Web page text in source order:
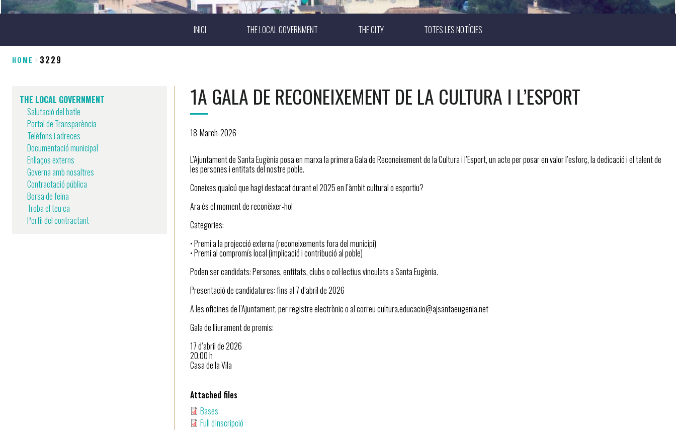
INICI THE LOCAL GOVERNMENT THE CITY TOTES LES NOTÍCIES
HOME 3229
THE LOCAL GOVERNMENT
Salutació del batle
Portal de Transparència
Telèfons i adreces
Documentació municipal
Enllaços externs
Governa amb nosaltres
Contractació pública
Borsa de feina
Troba el teu ca
Perfil del contractant
1A GALA DE RECONEIXEMENT DE LA CULTURA I L’ESPORT
18-March-2026
L’Ajuntament de Santa Eugènia posa en marxa la primera Gala de Reconeixement de la Cultura i l’Esport, un acte per posar en valor l’esforç, la dedicació i el talent de
les persones i entitats del nostre poble.
Coneixes qualcú que hagi destacat durant el 2025 en l’àmbit cultural o esportiu?
Ara és el moment de reconèixer-ho!
Categories:
• Premi a la projecció externa (reconeixements fora del municipi)
• Premi al compromís local (implicació i contribució al poble)
Poden ser candidats: Persones, entitats, clubs o col·lectius vinculats a Santa Eugènia.
Presentació de candidatures: fins al 7 d’abril de 2026
A les oficines de l’Ajuntament, per registre electrònic o al correu cultura.educacio@ajsantaeugenia.net
Gala de lliurament de premis:
17 d’abril de 2026
20.00 h
Casa de la Vila
Attached files
Bases
Full d'inscripció